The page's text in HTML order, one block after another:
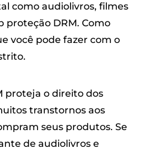
como audiolivros, filmes
proteção DRM. Como
você pode fazer com o
proteja o direito dos
transtornos aos
seus produtos. Se
de audiolivros e